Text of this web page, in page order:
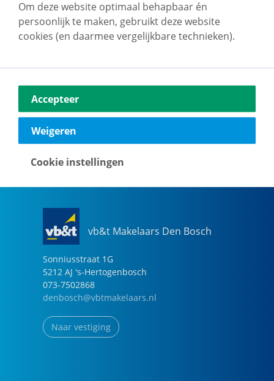
Vestdijk 180
5611 CZ Eindhoven
040-2696949
vb&t Makelaars Den Bosch
Sonniusstraat 1G
5212 AJ 's-Hertogenbosch
073-7502868
denbosch@vbtmakelaars.nl
Naar vestiging
Om deze website optimaal behapbaar én
persoonlijk te maken, gebruikt deze website
cookies (en daarmee vergelijkbare technieken).
Accepteer
Weigeren
Cookie instellingen